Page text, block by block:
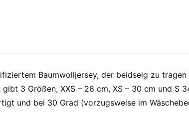
Baumwolljersey, der beidseig zu
3 Größen, XXS – 26 cm, XS – 30 cm und
und bei 30 Grad (vorzugsweise im